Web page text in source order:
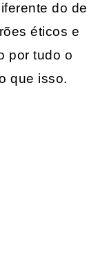
do de
éticos e
por tudo o
que isso.